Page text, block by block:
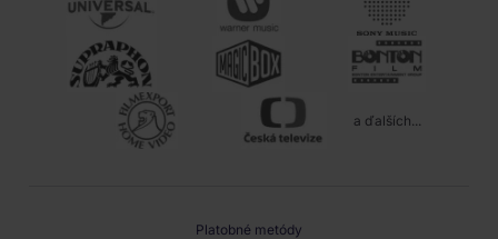
a ďalších...
Platobné metódy